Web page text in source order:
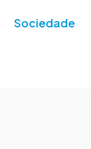
Sociedade